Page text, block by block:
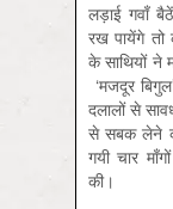
लड़ाई गवाँ
रख पायेंगे
के साथियों ने
‘मजदूर
दलालों से
से सबक लेने
गयी चार
की।